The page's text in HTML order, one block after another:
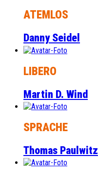
ATEMLOS
Danny Seidel
LIBERO
Martin D. Wind
SPRACHE
Thomas Paulwitz